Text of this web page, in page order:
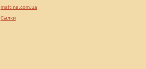
maltina.com.ua
Cылки